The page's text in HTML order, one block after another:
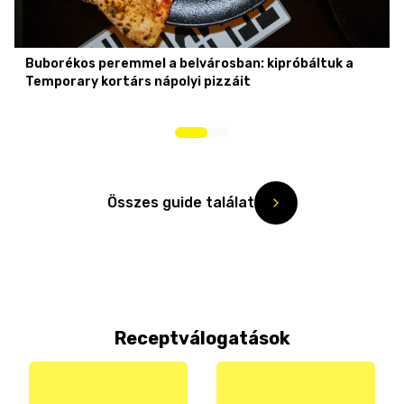
Buborékos peremmel a belvárosban: kipróbáltuk a
Temporary kortárs nápolyi pizzáit
Összes guide találat
Receptválogatások